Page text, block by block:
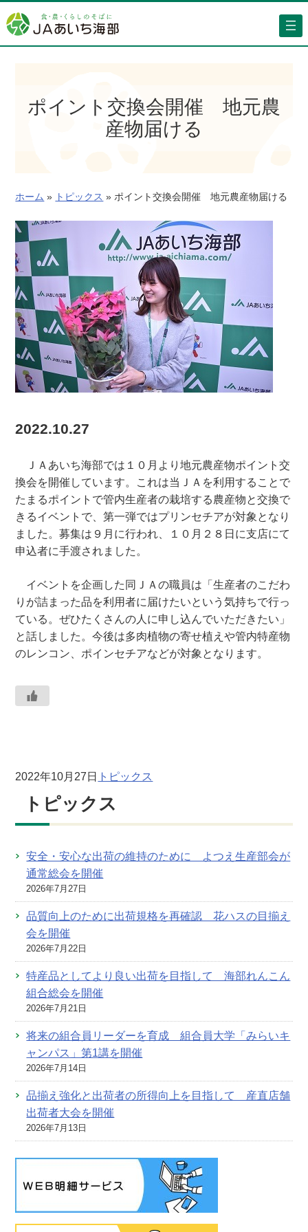
容
を
ポイント交換会開催 地元農
産物届ける
ホーム » トピックス » ポイント交換会開催 地元農産物届ける
2022.10.27
ＪＡあいち海部では１０月より地元農産物ポイント交
換会を開催しています。これは当ＪＡを利用することで
たまるポイントで管内生産者の栽培する農産物と交換で
きるイベントで、第一弾ではプリンセチアが対象となり
ました。募集は９月に行われ、１０月２８日に支店にて
申込者に手渡されました。
イベントを企画した同ＪＡの職員は「生産者のこだわ
りが詰まった品を利用者に届けたいという気持ちで行っ
ている。ぜひたくさんの人に申し込んでいただきたい」
と話しました。今後は多肉植物の寄せ植えや管内特産物
のレンコン、ポインセチアなどが対象となります。
2022年10月27日 トピックス
トピックス
安全・安心な出荷の維持のために よつえ生産部会が
通常総会を開催
2026年7月27日
品質向上のために出荷規格を再確認 花ハスの目揃え
会を開催
2026年7月22日
特産品としてより良い出荷を目指して 海部れんこん
組合総会を開催
2026年7月21日
将来の組合員リーダーを育成 組合員大学「みらいキ
ャンパス」第1講を開催
2026年7月14日
品揃え強化と出荷者の所得向上を目指して 産直店舗
出荷者大会を開催
2026年7月13日